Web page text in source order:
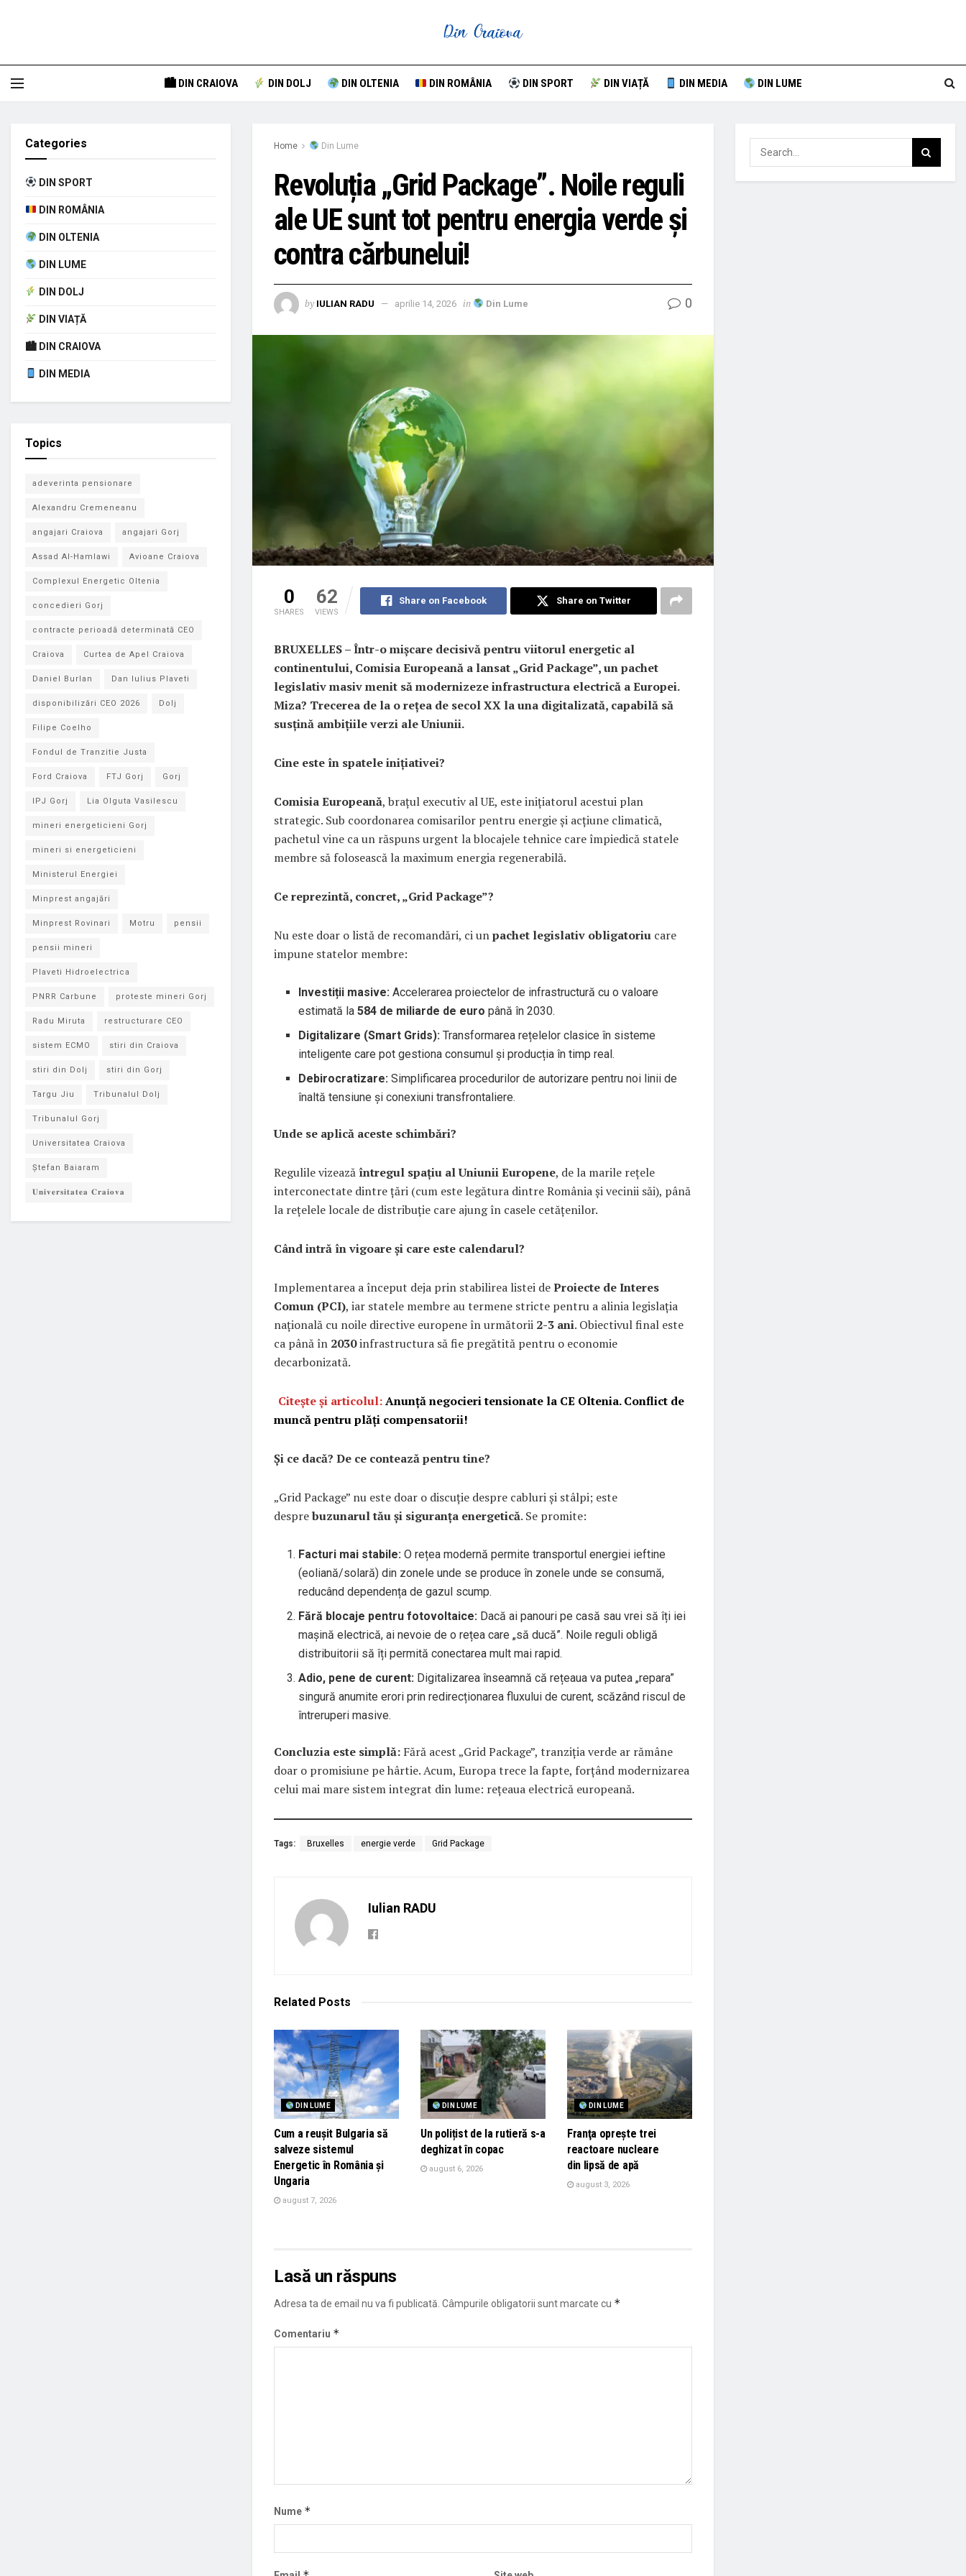
🏙 DIN CRAIOVA DIN DOLJ DIN OLTENIA DIN ROMÂNIA DIN SPORT DIN VIAȚĂ DIN MEDIA DIN LUME
Home Din Lume
Revoluția „Grid Package”. Noile reguli
ale UE sunt tot pentru energia verde și
contra cărbunelui!
by IULIAN RADU aprilie 14, 2026 in Din Lume 0
0
SHARES
62
VIEWS
Share on Facebook Share on Twitter
BRUXELLES – Într-o mișcare decisivă pentru viitorul energetic al
continentului, Comisia Europeană a lansat „Grid Package”, un pachet
legislativ masiv menit să modernizeze infrastructura electrică a Europei.
Miza? Trecerea de la o rețea de secol XX la una digitalizată, capabilă să
susțină ambițiile verzi ale Uniunii.
Cine este în spatele inițiativei?
Comisia Europeană, brațul executiv al UE, este inițiatorul acestui plan
strategic. Sub coordonarea comisarilor pentru energie și acțiune climatică,
pachetul vine ca un răspuns urgent la blocajele tehnice care împiedică statele
membre să folosească la maximum energia regenerabilă.
Ce reprezintă, concret, „Grid Package”?
Nu este doar o listă de recomandări, ci unpachet legislativ obligatoriu care
impune statelor membre:
Investiții masive: Accelerarea proiectelor de infrastructură cu o valoare
estimată la584 de miliarde de euro până în 2030.
Digitalizare (Smart Grids): Transformarea rețelelor clasice în sisteme
inteligente care pot gestiona consumul și producția în timp real.
Debirocratizare: Simplificarea procedurilor de autorizare pentru noi linii de
înaltă tensiune și conexiuni transfrontaliere.
Unde se aplică aceste schimbări?
Regulile vizează întregul spațiu al Uniunii Europene, de la marile rețele
interconectate dintre țări (cum este legătura dintre România și vecinii săi), până
la rețelele locale de distribuție care ajung în casele cetățenilor.
Când intră în vigoare și care este calendarul?
Implementarea a început deja prin stabilirea listei deProiecte de Interes
Comun (PCI), iar statele membre au termene stricte pentru a alinia legislația
națională cu noile directive europene în următorii 2-3 ani. Obiectivul final este
ca până în 2030infrastructura să fie pregătită pentru o economie
decarbonizată.
Citește și articolul:Anunță negocieri tensionate la CE Oltenia. Conflict de
muncă pentru plăți compensatorii!
Și ce dacă? De ce contează pentru tine?
„Grid Package” nu este doar o discuție despre cabluri și stâlpi; este
desprebuzunarul tău și siguranța energetică. Se promite:
Facturi mai stabile: O rețea modernă permite transportul energiei ieftine
(eoliană/solară) din zonele unde se produce în zonele unde se consumă,
reducând dependența de gazul scump.
Fără blocaje pentru fotovoltaice: Dacă ai panouri pe casă sau vrei să îți iei
mașină electrică, ai nevoie de o rețea care „să ducă”. Noile reguli obligă
distribuitorii să îți permită conectarea mult mai rapid.
Adio, pene de curent: Digitalizarea înseamnă că rețeaua va putea „repara”
singură anumite erori prin redirecționarea fluxului de curent, scăzând riscul de
întreruperi masive.
Concluzia este simplă: Fără acest „Grid Package”, tranziția verde ar rămâne
doar o promisiune pe hârtie. Acum, Europa trece la fapte, forțând modernizarea
celui mai mare sistem integrat din lume: rețeaua electrică europeană.
Tags: Bruxelles energie verde Grid Package
Iulian RADU
Related Posts
DIN LUME
Cum a reușit Bulgaria să
salveze sistemul
Energetic în România și
Ungaria
august 7, 2026
DIN LUME
Un polițist de la rutieră s-a
deghizat în copac
august 6, 2026
DIN LUME
Franţa opreşte trei
reactoare nucleare
din lipsă de apă
august 3, 2026
Lasă un răspuns
Adresa ta de email nu va fi publicată. Câmpurile obligatorii sunt marcate cu *
Comentariu *
Nume *
Categories
DIN SPORT
DIN ROMÂNIA
DIN OLTENIA
DIN LUME
DIN DOLJ
DIN VIAȚĂ
🏙 DIN CRAIOVA
DIN MEDIA
Topics
adeverinta pensionare
Alexandru Cremeneanu
angajari Craiova angajari Gorj
Assad Al-Hamlawi Avioane Craiova
Complexul Energetic Oltenia
concedieri Gorj
contracte perioadă determinată CEO
Craiova Curtea de Apel Craiova
Daniel Burlan Dan Iulius Plaveti
disponibilizări CEO 2026 Dolj
Filipe Coelho
Fondul de Tranzitie Justa
Ford Craiova FTJ Gorj Gorj
IPJ Gorj Lia Olguta Vasilescu
mineri energeticieni Gorj
mineri si energeticieni
Ministerul Energiei
Minprest angajări
Minprest Rovinari Motru pensii
pensii mineri
Plaveti Hidroelectrica
PNRR Carbune proteste mineri Gorj
Radu Miruta restructurare CEO
sistem ECMO stiri din Craiova
stiri din Dolj stiri din Gorj
Targu Jiu Tribunalul Dolj
Tribunalul Gorj
Universitatea Craiova
Ștefan Baiaram
𝐔𝐧𝐢𝐯𝐞𝐫𝐬𝐢𝐭𝐚𝐭𝐞𝐚 𝐂𝐫𝐚𝐢𝐨𝐯𝐚